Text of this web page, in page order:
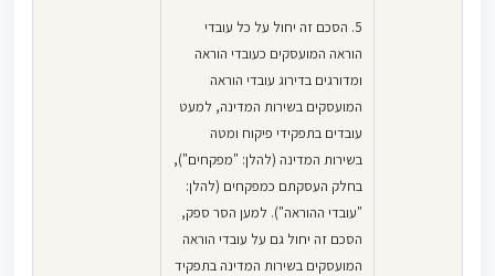
5. הסכם זה יחול על כל עובדי
הוראה המועסקים כעובדי הוראה
ומדורגים בדירוג עובדי הוראה
המועסקים בשירות המדינה, למעט
עובדים בתפקידי פיקוח ומטה
בשירות המדינה (להלן: "מפקחים"),
בחלק העסקתם כמפקחים (להלן:
"עובדי ההוראה"). למען הסר ספק,
הסכם זה יחול גם על עובדי הוראה
המועסקים בשירות המדינה בתפקיד